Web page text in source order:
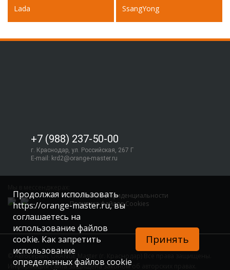
Lada SsangYong
+7 (988) 237-50-00
г. Краснодар, ул. Российская, 267 Г
E-mail: krd2@orange-master.ru
Политика конфиденциальности
Политика файлов Cookies
© Автосервис ORANGE Master (г. Краснодар) Все права защищены.
Информация сайта защищена законом об авторских правах.
Продолжая использовать
https://orange-master.ru, вы
соглашаетесь на
использование файлов
cookie. Как запретить
использование
определенных файлов cookie
Принять